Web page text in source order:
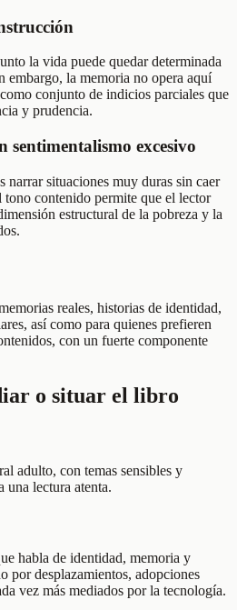
la vida puede quedar determinada
embargo, la memoria no opera aquí
conjunto de indicios parciales que
y prudencia.
excesivo
situaciones muy duras sin caer
contenido permite que el lector
estructural de la pobreza y la
reales, historias de identidad,
así como para quienes prefieren
con un fuerte componente
o situar el libro
adulto, con temas sensibles y
una lectura atenta.
habla de identidad, memoria y
por desplazamientos, adopciones
vez más mediados por la tecnología.